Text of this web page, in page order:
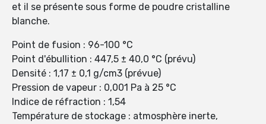
et il se présente sous forme de poudre cristalline
blanche.
Point de fusion : 96-100 °C
Point d'ébullition : 447,5 ± 40,0 °C (prévu)
Densité : 1,17 ± 0,1 g/cm3 (prévue)
Pression de vapeur : 0,001 Pa à 25 °C
Indice de réfraction : 1,54
Température de stockage : atmosphère inerte,